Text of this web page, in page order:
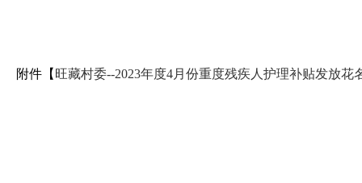
附件【 旺藏村委--2023年度4月份重度残疾人护理补贴发放花